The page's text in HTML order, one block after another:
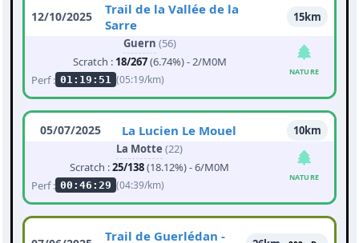
12/10/2025
Trail de la Vallée de la
Sarre
15km
Guern (56)
Scratch : 18/267(6.74%) - 2/M0M
Perf : 01:19:51 (05:19/km)
NATURE
05/07/2025 La Lucien Le Mouel
10km
La Motte (22)
Scratch :25/138(18.12%) - 6/M0M
Perf : 00:46:29 (04:39/km)
NATURE
Trail de Guerlédan -